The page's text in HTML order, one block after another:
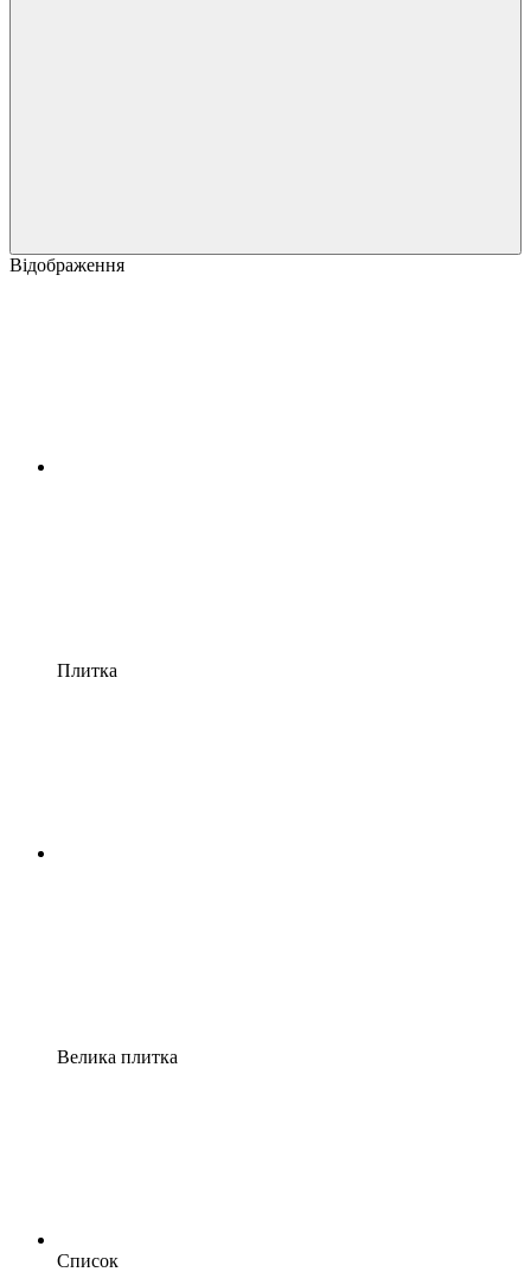
Відображення
Плитка
Велика плитка
Список